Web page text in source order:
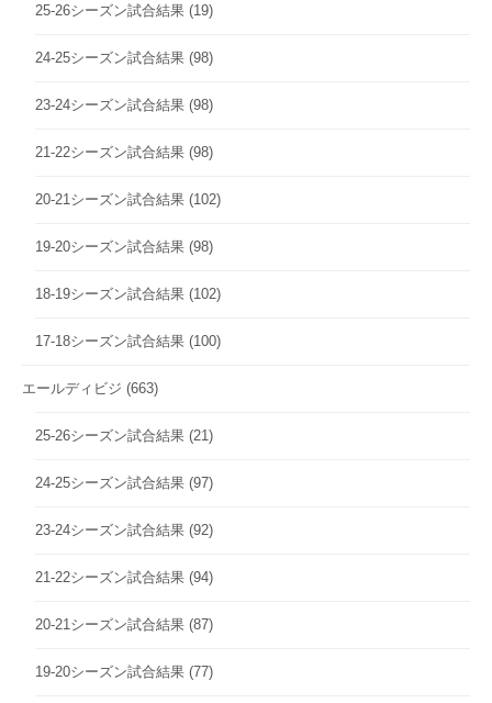
25-26シーズン試合結果 (19)
24-25シーズン試合結果 (98)
23-24シーズン試合結果 (98)
21-22シーズン試合結果 (98)
20-21シーズン試合結果 (102)
19-20シーズン試合結果 (98)
18-19シーズン試合結果 (102)
17-18シーズン試合結果 (100)
エールディビジ (663)
25-26シーズン試合結果 (21)
24-25シーズン試合結果 (97)
23-24シーズン試合結果 (92)
21-22シーズン試合結果 (94)
20-21シーズン試合結果 (87)
19-20シーズン試合結果 (77)